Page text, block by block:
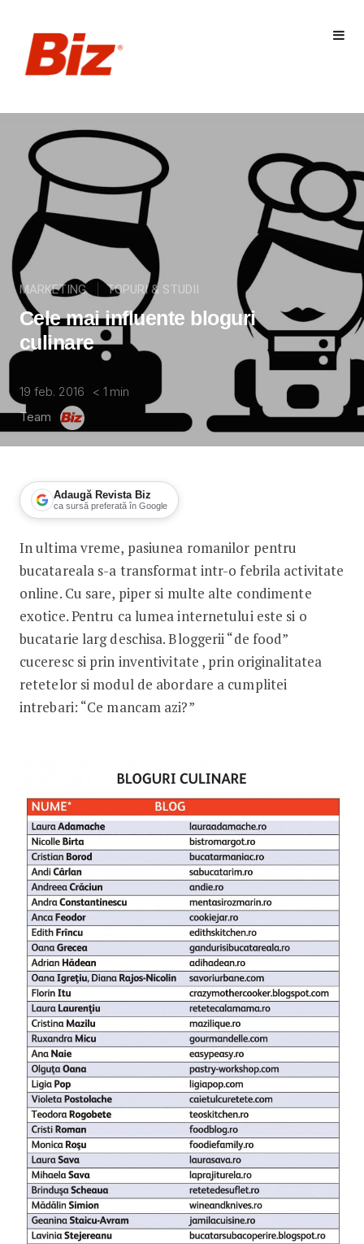
MARKETING TOPURI & STUDII
Cele mai influente bloguri
culinare
19 feb. 2016 < 1 min
Team
Adaugă Revista Biz
ca sursă preferată în Google
Cele mai influente bloguri culinare
In ultima vreme, pasiunea romanilor pentru
bucatareala s-a transformat intr-o febrila activitate
online. Cu sare, piper si multe alte condimente
exotice. Pentru ca lumea internetului este si o
bucatarie larg deschisa. Bloggerii “de food”
cuceresc si prin inventivitate , prin originalitatea
retetelor si modul de abordare a cumplitei
intrebari: “Ce mancam azi?”